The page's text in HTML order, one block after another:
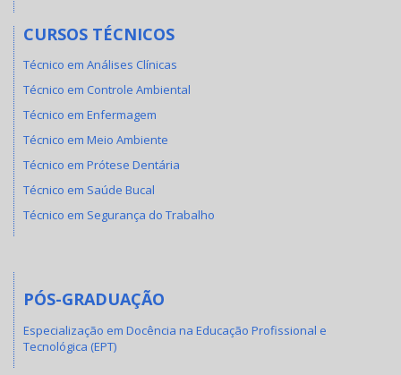
CURSOS TÉCNICOS
Técnico em Análises Clínicas
Técnico em Controle Ambiental
Técnico em Enfermagem
Técnico em Meio Ambiente
Técnico em Prótese Dentária
Técnico em Saúde Bucal
Técnico em Segurança do Trabalho
PÓS-GRADUAÇÃO
Especialização em Docência na Educação Profissional e
Tecnológica (EPT)